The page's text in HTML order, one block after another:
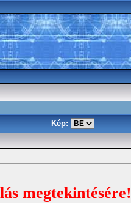
Kép:
megtekintésére!